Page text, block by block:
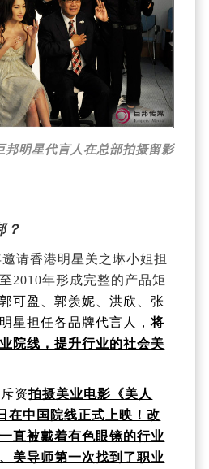
明星代言人在总部拍摄留影
？
邀请香港明星关之琳小姐担
2010年形成完整的产品矩
可盈、郭羡妮、洪欣、张
星担任各品牌代言人，将
院线，提升行业的社会美
资拍摄美业电影《美人
在中国院线正式上映！改
直被戴着有色眼镜的行业
美导师第一次找到了职业